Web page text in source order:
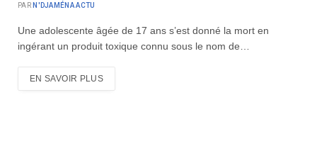
PAR N'DJAMÉNA ACTU
Une adolescente âgée de 17 ans s’est donné la mort en
ingérant un produit toxique connu sous le nom de…
EN SAVOIR PLUS